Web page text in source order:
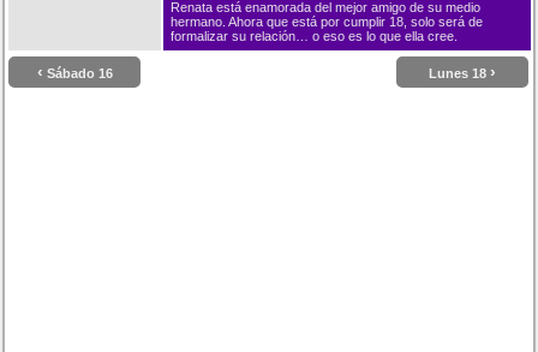
Renata está enamorada del mejor amigo de su medio
hermano. Ahora que está por cumplir 18, solo será de
formalizar su relación… o eso es lo que ella cree.
‹ Sábado 16 Lunes 18 ›